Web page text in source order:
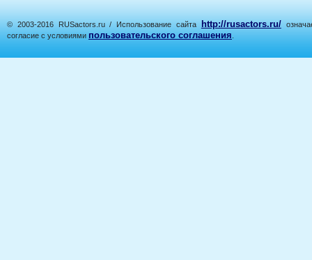
© 2003-2016 RUSactors.ru / Использование сайта http://rusactors.ru/
согласие с условиями пользовательского соглашения